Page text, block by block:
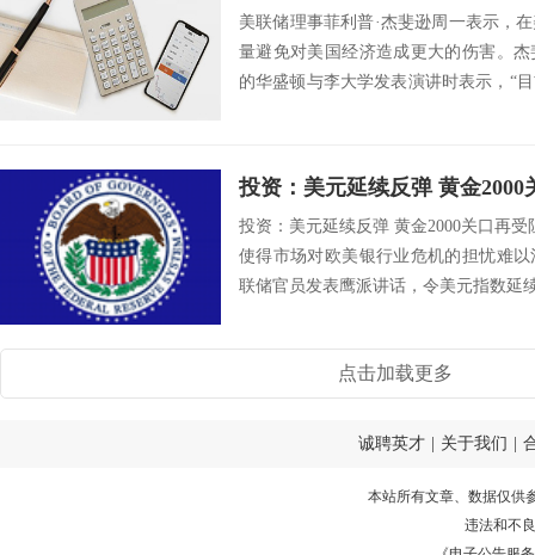
美联储理事菲利普·杰斐逊周一表示，
量避免对美国经济造成更大的伤害。
的华盛顿与李大学发表演讲时表示，“
投资：美元延续反弹 黄金2000
投资：美元延续反弹 黄金2000关口再受
使得市场对欧美银行业危机的担忧难
联储官员发表鹰派讲话，令美元指数延
点击加载更多
诚聘英才 关于我们
本站所有文章、数据仅供
违法和不